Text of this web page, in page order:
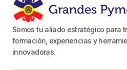
Somos tu aliado estratégico para
formación, experiencias y
innovadoras.